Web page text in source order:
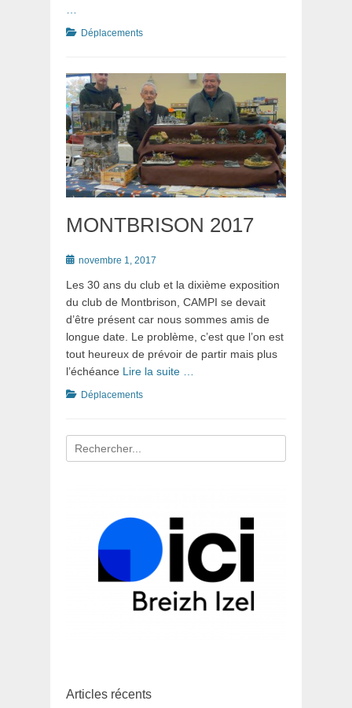
Catégories
Déplacements
MONTBRISON 2017
Posténovembre 1, 2017
Les 30 ans du club et la dixième exposition
du club de Montbrison, CAMPI se devait
d’être présent car nous sommes amis de
longue date. Le problème, c’est que l’on est
tout heureux de prévoir de partir mais plus
l’échéance Lire la suite …
Catégories
Déplacements
Recherche
pour
Articles récents